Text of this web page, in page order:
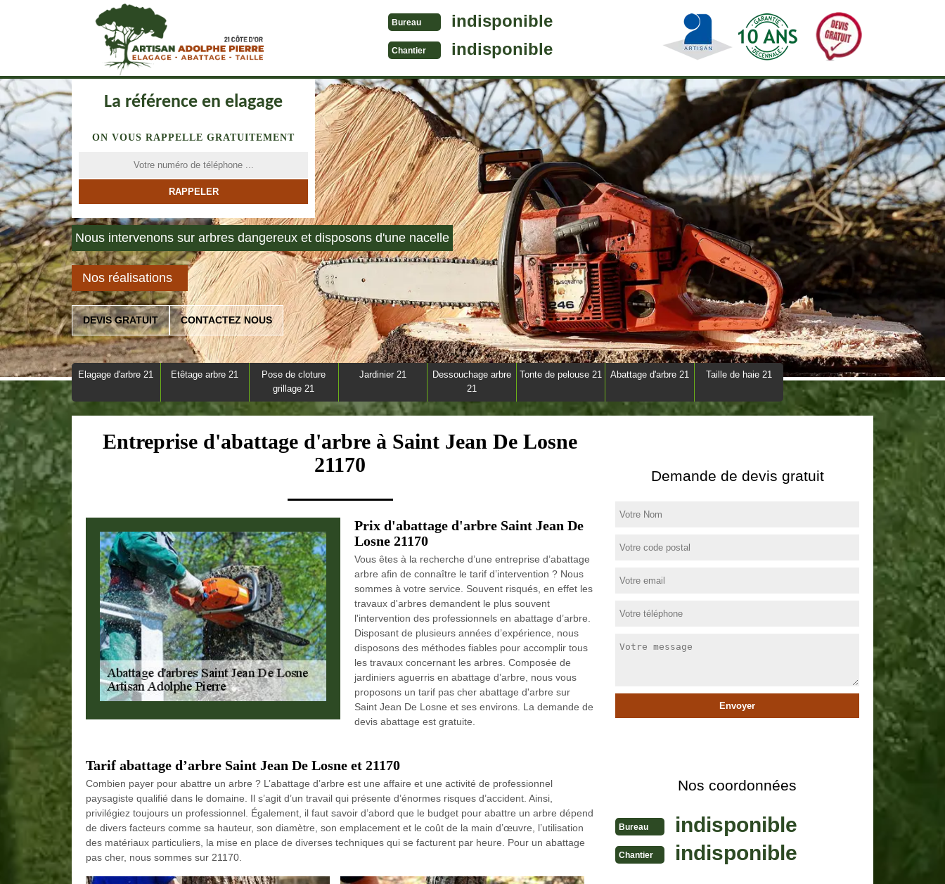
Bureau indisponible
Chantier indisponible
La référence en elagage
ON VOUS RAPPELLE GRATUITEMENT
Nous intervenons sur arbres dangereux et disposons d'une nacelle
Nos réalisations
DEVIS GRATUIT CONTACTEZ NOUS
Elagage d'arbre 21 Etêtage arbre 21
Pose de cloture
grillage 21
Jardinier 21
Dessouchage arbre
21
Tonte de pelouse 21 Abattage d'arbre 21 Taille de haie 21
Entreprise d'abattage d'arbre à Saint Jean De Losne
21170
Prix d'abattage d'arbre Saint Jean De
Losne 21170
Vous êtes à la recherche d’une entreprise d’abattage
arbre afin de connaître le tarif d’intervention ? Nous
sommes à votre service. Souvent risqués, en effet les
travaux d'arbres demandent le plus souvent
l'intervention des professionnels en abattage d’arbre.
Disposant de plusieurs années d’expérience, nous
disposons des méthodes fiables pour accomplir tous
les travaux concernant les arbres. Composée de
jardiniers aguerris en abattage d’arbre, nous vous
proposons un tarif pas cher abattage d'arbre sur
Saint Jean De Losne et ses environs. La demande de
devis abattage est gratuite.
Tarif abattage d’arbre Saint Jean De Losne et 21170
Combien payer pour abattre un arbre ? L’abattage d’arbre est une affaire et une activité de professionnel
paysagiste qualifié dans le domaine. Il s’agit d’un travail qui présente d’énormes risques d’accident. Ainsi,
privilégiez toujours un professionnel. Également, il faut savoir d’abord que le budget pour abattre un arbre dépend
de divers facteurs comme sa hauteur, son diamètre, son emplacement et le coût de la main d’œuvre, l’utilisation
des matériaux particuliers, la mise en place de diverses techniques qui se facturent par heure. Pour un abattage
pas cher, nous sommes sur 21170.
Demande de devis gratuit
Nos coordonnées
Bureau indisponible
Chantier indisponible